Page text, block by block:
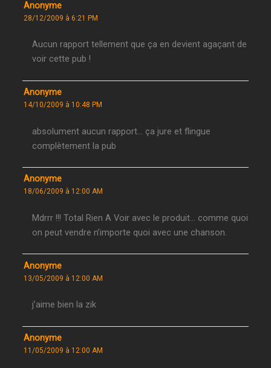
Anonyme
28/12/2009 à 6:21 PM
Aucun rapport tellement que ça en devient agaçant de
voir cette pub !
Anonyme
14/10/2009 à 10:48 PM
absolument aucun rapport… ça jure et flingue
complètement la pub
Anonyme
18/06/2009 à 12:00 AM
Mdrrr !!! Total Rien A Voir avec le produit… comme quoi
on peut vendre n’importe quoi avec une chanson.
Anonyme
13/05/2009 à 12:00 AM
j’aime bien la zik
Anonyme
11/05/2009 à 12:00 AM